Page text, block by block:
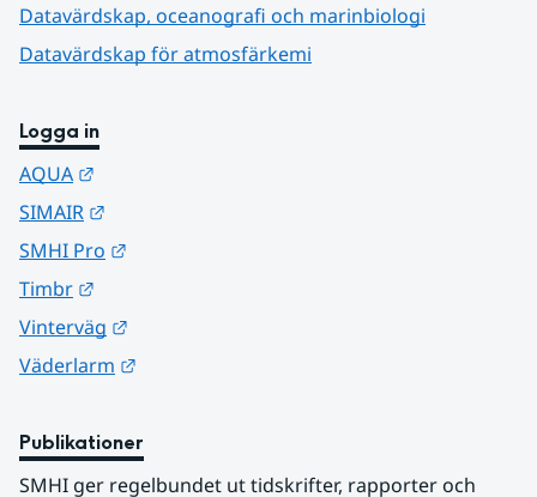
Datavärdskap, oceanografi och marinbiologi
Datavärdskap för atmosfärkemi
Logga in
AQUA
SIMAIR
SMHI Pro
Timbr
Vinterväg
Väderlarm
Publikationer
SMHI ger regelbundet ut tidskrifter, rapporter och